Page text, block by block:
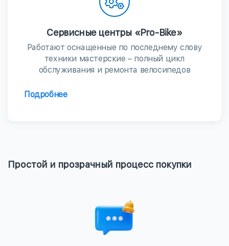
Сервисные центры «Pro-Bike»
Работают оснащенные по последнему слову
техники мастерские – полный цикл
обслуживания и ремонта велосипедов
Подробнее
Простой и прозрачный процесс покупки